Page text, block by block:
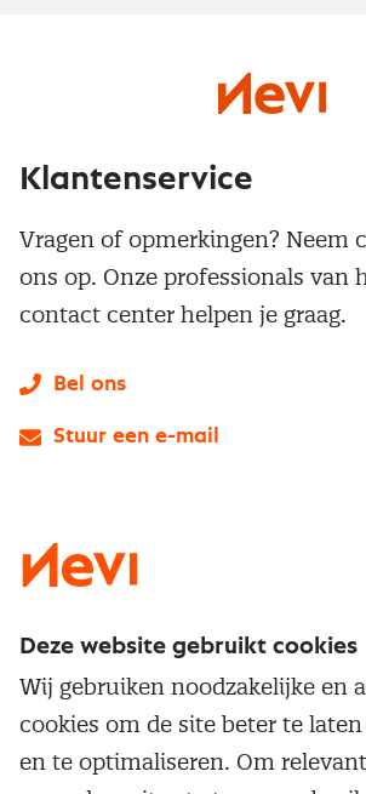
Service & contact
Over inkoop
Populaire thema's
Aanbesteden
Klantenservice
Vragen of opmerkingen? Neem
ons op. Onze professionals van
contact center helpen je graag.
Bel ons
Stuur een e-mail
Deze website gebruikt cookies
Wij gebruiken noodzakelijke en
cookies om de site beter te
en te optimaliseren. Om